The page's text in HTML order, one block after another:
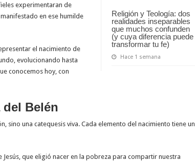
Religión y Teología: dos
realidades inseparables
que muchos confunden
(y cuya diferencia puede
transformar tu fe)
Hace 1 semana
experimentaran de
en ese humilde
el nacimiento de
evolucionando hasta
conocemos hoy, con
Belén
sino una catequesis viva. Cada elemento del nacimiento tiene un
Jesús, que eligió nacer en la pobreza para compartir nuestra